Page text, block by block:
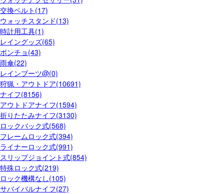
交換ベルト(17)
ウォッチスタンド(13)
時計用工具(1)
レイングッズ(65)
ポンチョ(43)
雨傘(22)
レインブーツ@(0)
狩猟・アウトドア(10691)
ナイフ(8156)
アウトドアナイフ(1594)
折りたたみナイフ(3130)
ロックバック式(568)
フレームロック式(394)
ライナーロック式(991)
スリップジョイント式(854)
特殊ロック式(219)
ロック機構なし(105)
サバイバルナイフ(27)